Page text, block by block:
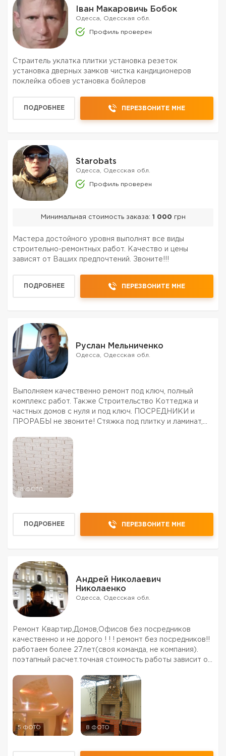
Іван Макаровичь Бобок
Одесса, Одесская обл.
Профиль проверен
Страитель уклатка плитки установка резеток
установка дверных замков чистка кандиционеров
поклейка обоев установка бойлеров
ПОДРОБНЕЕ ПЕРЕЗВОНИТЕ МНЕ
Starobats
Одесса, Одесская обл.
Профиль проверен
Минимальная стоимость заказа: 1 000 грн
Мастера достойного уровня выполнят все виды
строительно-ремонтных работ. Качество и цены
зависят от Ваших предпочтений. Звоните!!!
ПОДРОБНЕЕ ПЕРЕЗВОНИТЕ МНЕ
Руслан Мельниченко
Одесса, Одесская обл.
Выполняем качественно ремонт под ключ, полный
комплекс работ. Также Строительство Коттеджа и
частных домов с нуля и под ключ. ПОСРЕДНИКИ и
ПРОРАБЫ не звоните! Стяжка под плитку и ламинат,
(Укладка плитки любой сложности) Гипсокартон,
стены, пото...
18 ФОТО
ПОДРОБНЕЕ ПЕРЕЗВОНИТЕ МНЕ
Андрей Николаевич
Николаенко
Одесса, Одесская обл.
Ремонт Квартир,Домов,Офисов без посредников
качественно и не дорого ! ! ! ремонт без посредников!!
работаем более 27лет(своя команда, не компания).
поэтапный расчет.точная стоимость работы зависит от
фото.Дизайн
5 ФОТО 8 ФОТО